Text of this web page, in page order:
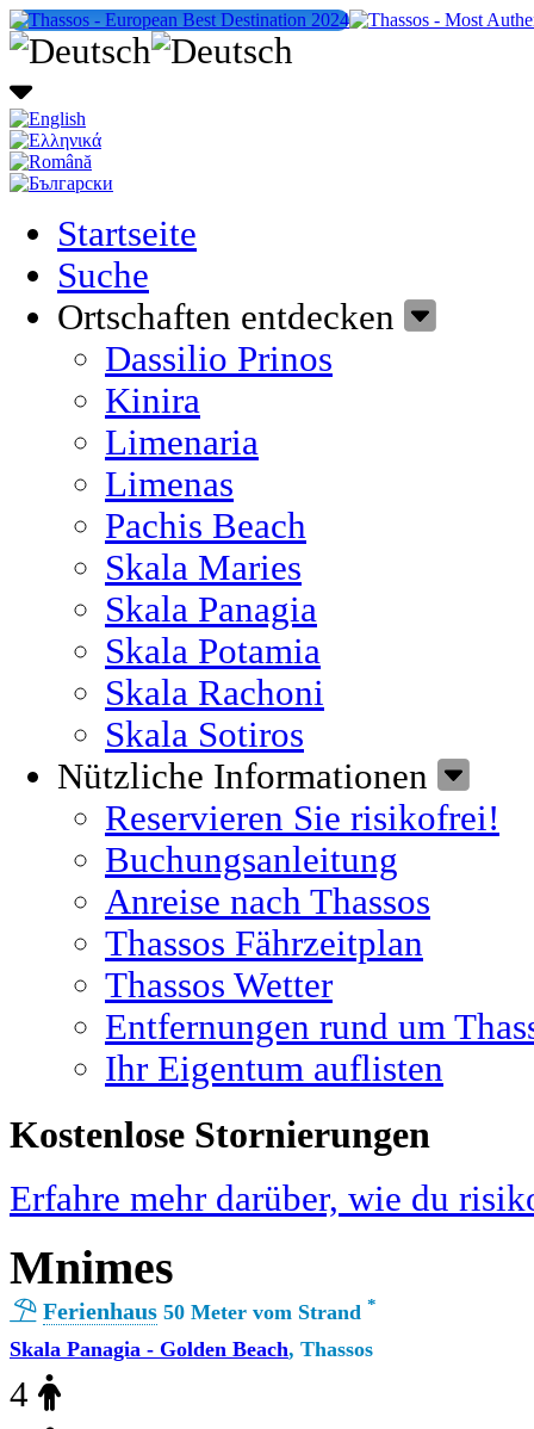
Startseite
Suche
Ortschaften entdecken
Dassilio Prinos
Kinira
Limenaria
Limenas
Pachis Beach
Skala Maries
Skala Panagia
Skala Potamia
Skala Rachoni
Skala Sotiros
Nützliche Informationen
Reservieren Sie risikofrei!
Buchungsanleitung
Anreise nach Thassos
Thassos Fährzeitplan
Thassos Wetter
Entfernungen rund um
Ihr Eigentum auflisten
Kostenlose Stornierungen
Erfahre mehr darüber, wie du
Mnimes
Ferienhaus 50 Meter vom Strand *
Skala Panagia - Golden Beach, Thassos
4